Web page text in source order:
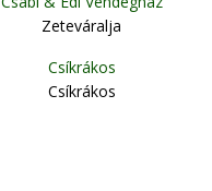
Zeteváralja
Csíkrákos
Csíkrákos